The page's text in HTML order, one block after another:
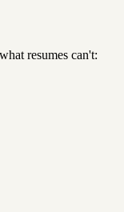
resumes can't: